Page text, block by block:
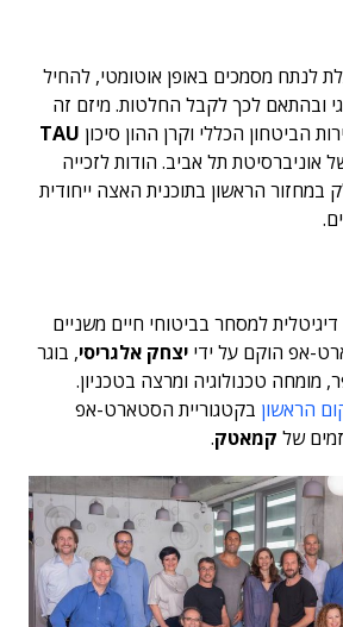
לנתח מסמכים באופן אוטומטי, להחיל
ובהתאם לכך לקבל החלטות. מיזם זה
הביטחון הכללי וקרן ההון סיכון TAU
אוניברסיטת תל אביב. הודות לזכייה
הראשון בתוכנית האצה ייחודית
למסחר בביטוחי חיים משניים
אפ הוקם על ידי יצחק אלגריסי, בוגר
מומחה טכנולוגיה ומרצה בטכניון.
הראשון בקטגוריית הסטארט-אפ
של קמאטק.